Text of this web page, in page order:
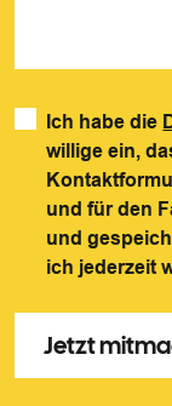
Ich habe die
willige ein,
und für den
und
ich jederzeit